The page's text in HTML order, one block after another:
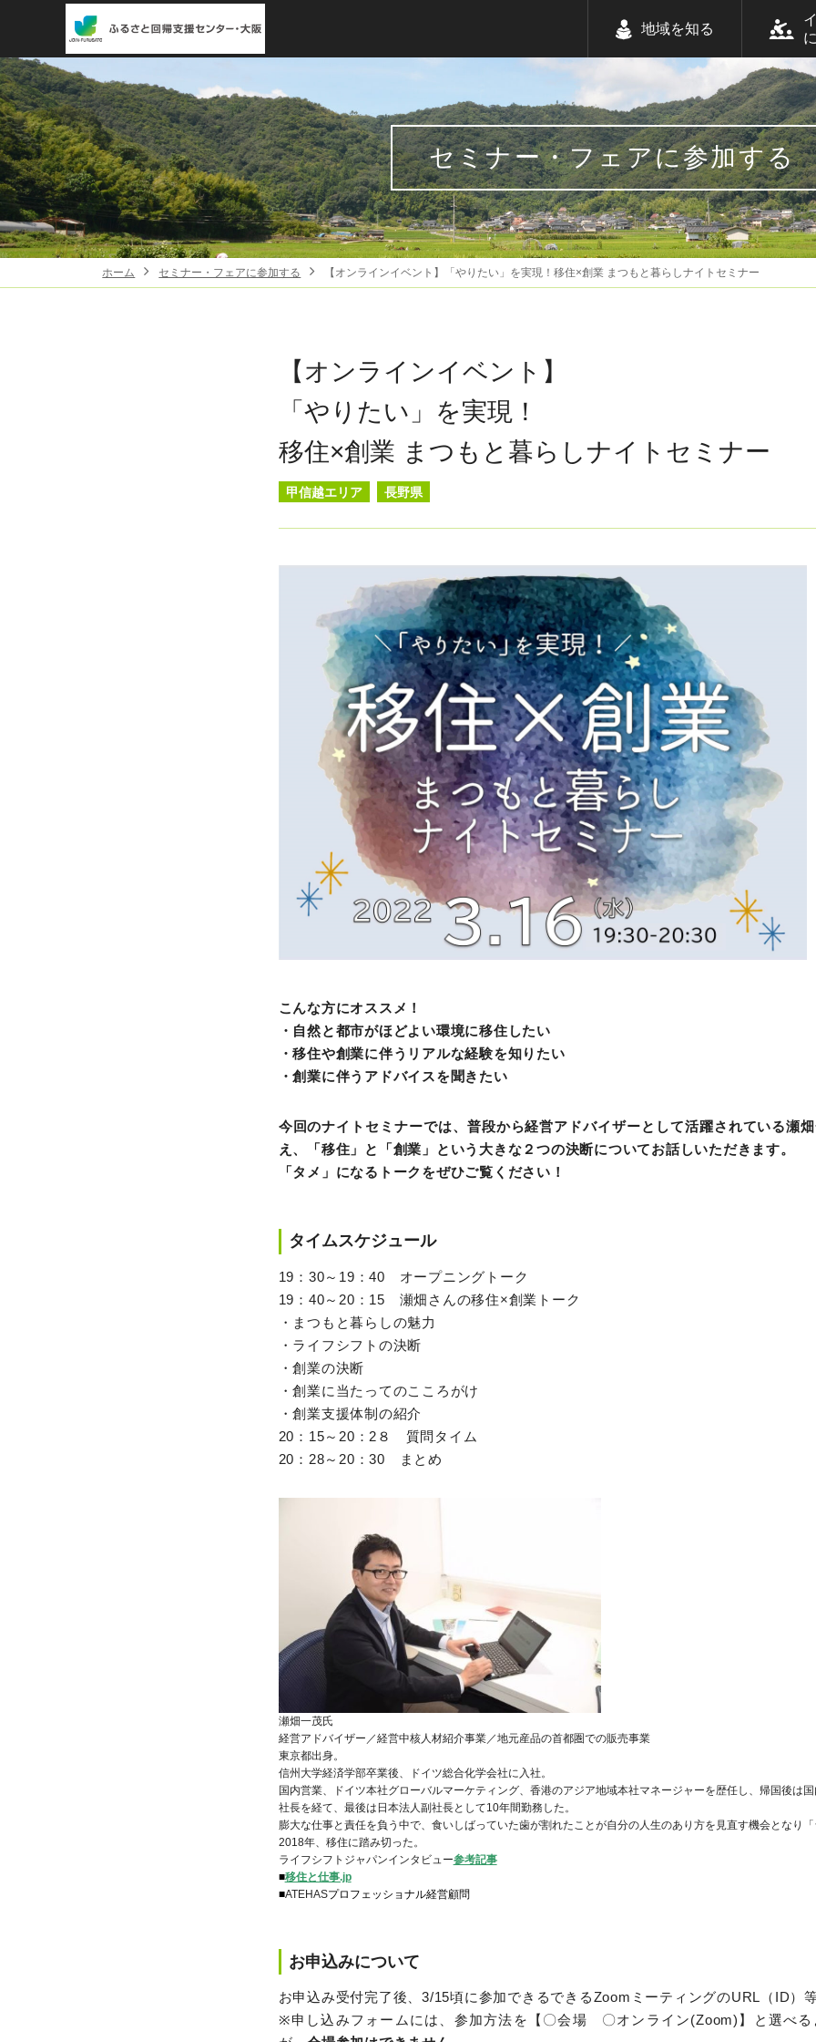
地域を知る
セミナー・フェアに参加する
ホーム セミナー・フェアに参加する 【オンラインイベント】「やりたい」を実現！移住×創業 まつもと暮らしナイトセミナー
【オンラインイベント】
「やりたい」を実現！
移住×創業 まつもと暮らしナイトセミナー
甲信越エリア 長野県
こんな方にオススメ！
・自然と都市がほどよい環境に移住したい
・移住や創業に伴うリアルな経験を知りたい
・創業に伴うアドバイスを聞きたい
今回のナイトセミナーでは、普段から経営アドバイザーとして活躍されている瀬
え、「移住」と「創業」という大きな２つの決断についてお話しいただきます。
「タメ」になるトークをぜひご覧ください！
タイムスケジュール
19：30～19：40 オープニングトーク
19：40～20：15 瀬畑さんの移住×創業トーク
・まつもと暮らしの魅力
・ライフシフトの決断
・創業の決断
・創業に当たってのこころがけ
・創業支援体制の紹介
20：15～20：2８ 質問タイム
20：28～20：30 まとめ
瀬畑一茂氏
経営アドバイザー／経営中核人材紹介事業／地元産品の首都圏での販売事業
東京都出身。
信州大学経済学部卒業後、ドイツ総合化学会社に入社。
国内営業、ドイツ本社グローバルマーケティング、香港のアジア地域本社マネージャーを歴任し、帰国後は
社長を経て、最後は日本法人副社長として10年間勤務した。
膨大な仕事と責任を負う中で、食いしばっていた歯が割れたことが自分の人生のあり方を見直す機会となり「
2018年、移住に踏み切った。
ライフシフトジャパンインタビュー参考記事
■移住と仕事.jp
■ATEHASプロフェッショナル経営顧問
お申込みについて
お申込み受付完了後、3/15頃に参加できるできるZoomミーティングのURL（ID）
※申し込みフォームには、参加方法を【〇会場 〇オンライン(Zoom)】と選べる